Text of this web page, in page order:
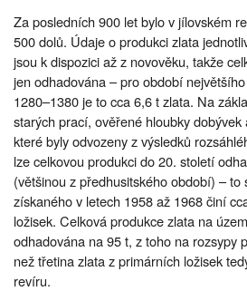
Za posledních 900 let bylo v jílovském
500 dolů. Údaje o produkci zlata
jsou k dispozici až z novověku, takže
jen odhadována – pro období
1280–1380 je to cca 6,6 t zlata. Na
starých prací, ověřené hloubky
které byly odvozeny z výsledků
lze celkovou produkci do 20. století
(většinou z předhusitského období) – to
získaného v letech 1958 až 1968 činí
ložisek. Celková produkce zlata na
odhadována na 95 t, z toho na rozsypy
než třetina zlata z primárních ložisek
revíru.